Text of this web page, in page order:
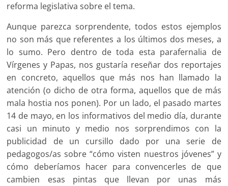
reforma legislativa sobre el tema.
Aunque parezca sorprendente, todos estos ejemplos
no son más que referentes a los últimos dos meses, a
lo sumo. Pero dentro de toda esta parafernalia de
Vírgenes y Papas, nos gustaría reseñar dos reportajes
en concreto, aquellos que más nos han llamado la
atención (o dicho de otra forma, aquellos que de más
mala hostia nos ponen). Por un lado, el pasado martes
14 de mayo, en los informativos del medio día, durante
casi un minuto y medio nos sorprendimos con la
publicidad de un cursillo dado por una serie de
pedagogos/as sobre “cómo visten nuestros jóvenes” y
cómo deberíamos hacer para convencerles de que
cambien esas pintas que llevan por unas más